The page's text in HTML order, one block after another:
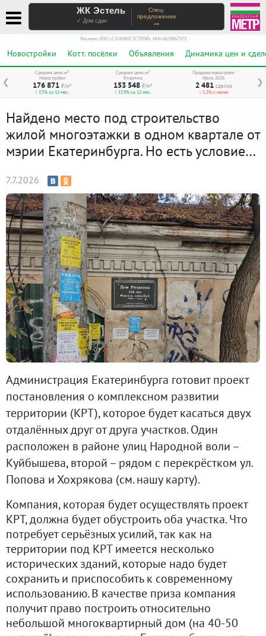
ЖК Эстель
✓ Дом сдан
Спец-
предложение
→
Реклама. ООО «СЗ ИНВЕСТСТРОЙ», ИНН 6678067973
Новостройки Котт. посёлки Объявления Динамика цен и
❮ ❯
Средняя цена м²
Новостройки
176 871 ₽/м²
↑ 7,5% за 12 мес.
Средняя цена м²
Вторичка
153 548 ₽/м²
↑ 17,9% за 12 мес.
Продажи новостроек
Июль 2026
2 481 сделок
↓ 5,3% к июню
Найдено место под строительство
жилой многоэтажки в одном квартале от
мэрии Екатеринбурга. Но есть условие…
7.7.2026
Администрация Екатеринбурга готовит проект
постановления о комплексном развитии
территории (КРТ), которое будет касаться двух
отдалённых друг от друга участков. Один
расположен в районе улиц Народной воли –
Куйбышева, второй – рядом с перекрёстком ул.
Попова и Хохрякова (см. нашу карту).
Компания, которая будет осуществлять проект
КРТ, должна будет обустроить оба участка. Что
потребует серьёзных усилий, так как на
территории под КРТ имеется несколько
исторических зданий, которые надо будет
сохранить и приспособить к современному
использованию. В качестве приза компания
получит право построить относительно
небольшой многоквартирный дом (на 40-50